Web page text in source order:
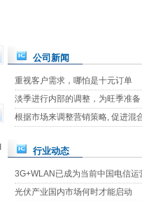
公司新闻
重视客户需求，哪怕是十元订单
淡季进行内部的调整，为旺季准备
根据市场来调整营销策略, 促进混
行业动态
3G+WLAN已成为当前中国电信
光伏产业国内市场何时才能启动